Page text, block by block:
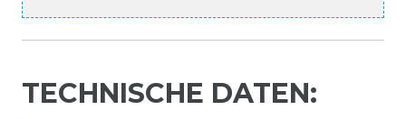
TECHNISCHE DATEN: